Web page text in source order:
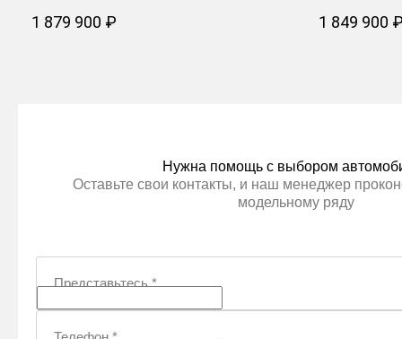
1 879 900 ₽ 1 849 900
Нужна помощь с выбором
Оставьте свои контакты, и наш менеджер
модельному ряду
Представьтесь*